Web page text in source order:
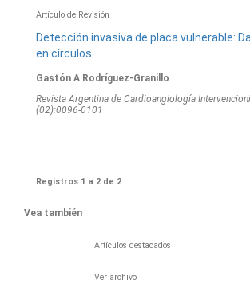
Artículo de Revisión
Detección invasiva de placa vulnerable:
en círculos
Gastón A Rodríguez-Granillo
Revista Argentina de Cardioangiologí­a
(02):0096-0101
Registros 1 a 2 de 2
Vea también
Artículos destacados
Ver archivo